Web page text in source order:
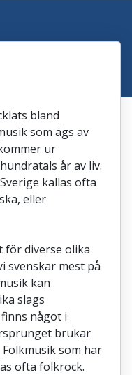
bland
som ägs av
ur
år av liv.
kallas ofta
eller
för diverse olika
svenskar mest på
kan
slags
något i
brukar
som har
ofta folkrock.